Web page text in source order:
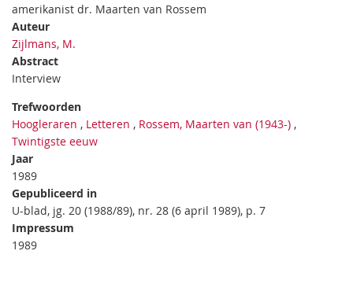
amerikanist dr. Maarten van Rossem
Auteur
Zijlmans, M.
Abstract
Interview
Trefwoorden
Hoogleraren , Letteren , Rossem, Maarten van (1943-) ,
Twintigste eeuw
Jaar
1989
Gepubliceerd in
U-blad, jg. 20 (1988/89), nr. 28 (6 april 1989), p. 7
Impressum
1989